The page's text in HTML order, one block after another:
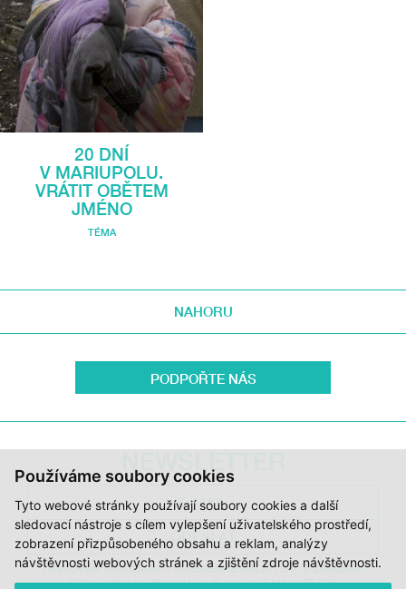
Používáme soubory cookies
Tyto webové stránky používají soubory cookies a další
sledovací nástroje s cílem vylepšení uživatelského prostředí,
zobrazení přizpůsobeného obsahu a reklam, analýzy
návštěvnosti webových stránek a zjištění zdroje návštěvnosti.
20 DNÍ
V MARIUPOLU.
VRÁTIT OBĚTEM
JMÉNO
TÉMA
NAHORU
PODPOŘTE NÁS
NEWSLETTER
ODESLAT
ODESLÁNÍM SOUHLASÍM S ODBĚREM NEWSLETTERU A ZÁSADAMI
ZPRACOVÁNÍ OSOBNÍCH ÚDAJŮ DOC.DREAM. VÍCE ZDE.